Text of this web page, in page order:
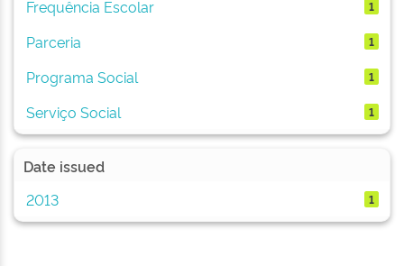
Frequência Escolar 1
Parceria 1
Programa Social 1
Serviço Social 1
Date issued
2013
1